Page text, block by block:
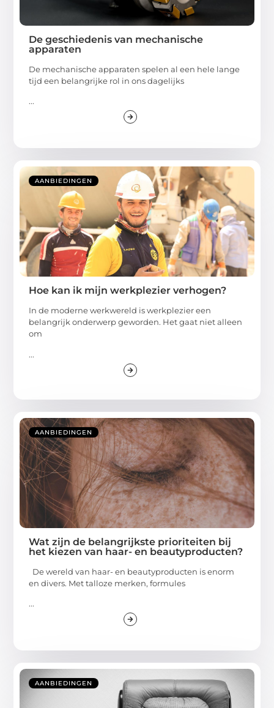
De geschiedenis van mechanische
apparaten
De mechanische apparaten spelen al een hele lange
tijd een belangrijke rol in ons dagelijks
...
AANBIEDINGEN
Hoe kan ik mijn werkplezier verhogen?
In de moderne werkwereld is werkplezier een
belangrijk onderwerp geworden. Het gaat niet alleen
om
...
AANBIEDINGEN
Wat zijn de belangrijkste prioriteiten bij
het kiezen van haar- en beautyproducten?
De wereld van haar- en beautyproducten is enorm
en divers. Met talloze merken, formules
...
AANBIEDINGEN